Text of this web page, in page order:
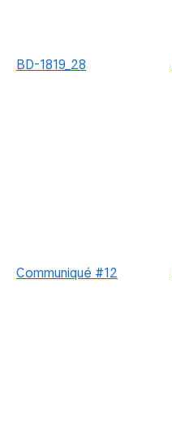
BD-1819_28
Communiqué #12